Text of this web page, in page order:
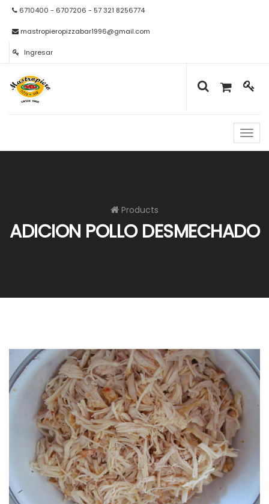
6710400 - 6707206 - 57 321 8256774
mastropieropizzabar1996@gmail.com
Ingresar
de
Products
ADICION POLLO DESMECHADO